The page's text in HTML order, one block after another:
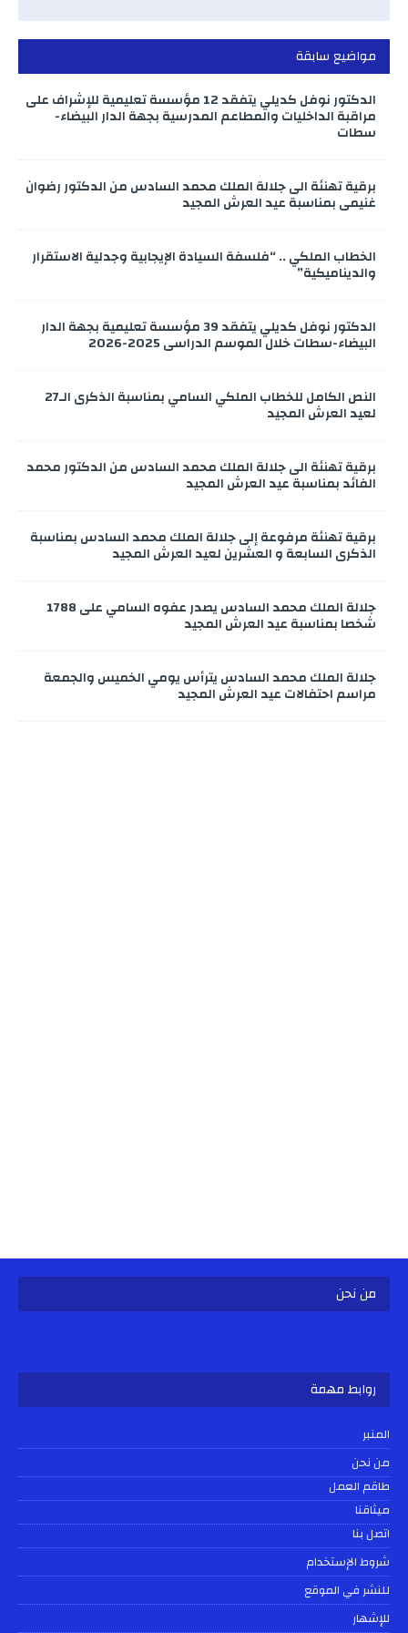
مواضيع سابقة
الدكتور نوفل كديلي يتفقد 12 مؤسسة تعليمية للإشراف على
مراقبة الداخليات والمطاعم المدرسية بجهة الدار البيضاء-
سطات
برقية تهنئة الى جلالة الملك محمد السادس من الدكتور رضوان
غنيمي بمناسبة عيد العرش المجيد
الخطاب الملكي .. “فلسفة السيادة الإيجابية وجدلية الاستقرار
والديناميكية”
الدكتور نوفل كديلي يتفقد 39 مؤسسة تعليمية بجهة الدار
البيضاء-سطات خلال الموسم الدراسي 2025-2026
النص الكامل للخطاب الملكي السامي بمناسبة الذكرى الـ27
لعيد العرش المجيد
برقية تهنئة الى جلالة الملك محمد السادس من الدكتور محمد
الفائد بمناسبة عيد العرش المجيد
برقية تهنئة مرفوعة إلى جلالة الملك محمد السادس بمناسبة
الذكرى السابعة و العشرين لعيد العرش المجيد
جلالة الملك محمد السادس يصدر عفوه السامي على 1788
شخصا بمناسبة عيد العرش المجيد
جلالة الملك محمد السادس يترأس يومي الخميس والجمعة
مراسم احتفالات عيد العرش المجيد
من نحن
روابط مهمة
المنبر
من نحن
طاقم العمل
ميثاقنا
اتصل بنا
شروط الإستخدام
للنشر في الموقع
للإشهار